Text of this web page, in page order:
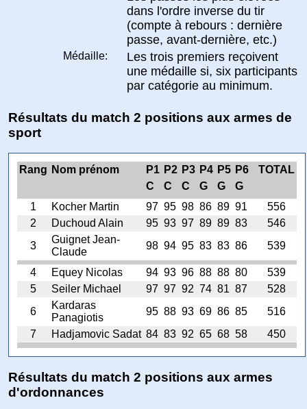
dans l'ordre inverse du tir
(compte à rebours : dernière
passe, avant-dernière, etc.)
Médaille:
Les trois premiers reçoivent
une médaille si, six participants
par catégorie au minimum.
Résultats du match 2 positions aux armes de
sport
Rang Nom prénom P1 P2 P3 P4 P5 P6
TOTAL
C
C C G G
G
1
Kocher Martin 97 95 98 86 89 91
556
2
Duchoud Alain 95 93 97 89 89 83
546
3
Guignet Jean-
Claude
98 94 95 83 83 86 539
4 Equey Nicolas 94 93 96 88 88 80
539
5
Seiler Michael 97 97 92 74 81 87
528
6
Kardaras
Panagiotis
95 88 93 69 86 85
516
7
Hadjamovic Sadat 84 83 92 65 68 58 450
Résultats du match 2 positions aux armes
d'ordonnances